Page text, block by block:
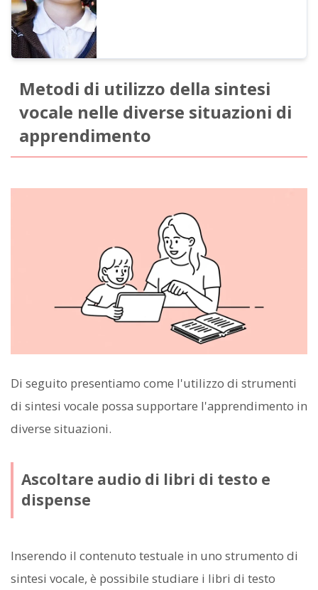
Metodi di utilizzo della sintesi
vocale nelle diverse situazioni di
apprendimento
Di seguito presentiamo come l'utilizzo di strumenti
di sintesi vocale possa supportare l'apprendimento in
diverse situazioni.
Ascoltare audio di libri di testo e
dispense
Inserendo il contenuto testuale in uno strumento di
sintesi vocale, è possibile studiare i libri di testo